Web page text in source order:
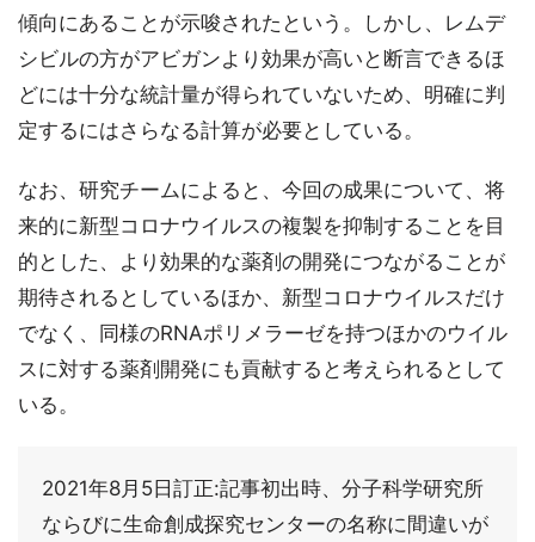
傾向にあることが示唆されたという。しかし、レムデ
シビルの方がアビガンより効果が高いと断言できるほ
どには十分な統計量が得られていないため、明確に判
定するにはさらなる計算が必要としている。
なお、研究チームによると、今回の成果について、将
来的に新型コロナウイルスの複製を抑制することを目
的とした、より効果的な薬剤の開発につながることが
期待されるとしているほか、新型コロナウイルスだけ
でなく、同様のRNAポリメラーゼを持つほかのウイル
スに対する薬剤開発にも貢献すると考えられるとして
いる。
2021年8月5日訂正:記事初出時、分子科学研究所
ならびに生命創成探究センターの名称に間違いが